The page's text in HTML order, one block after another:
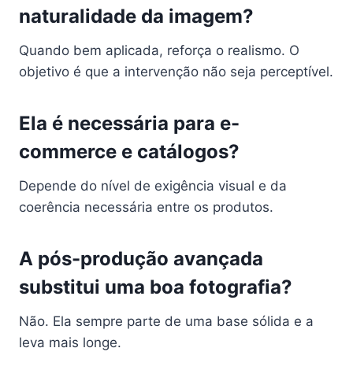
naturalidade da imagem?
Quando bem aplicada, reforça o realismo. O
objetivo é que a intervenção não seja perceptível.
Ela é necessária para e-
commerce e catálogos?
Depende do nível de exigência visual e da
coerência necessária entre os produtos.
A pós-produção avançada
substitui uma boa fotografia?
Não. Ela sempre parte de uma base sólida e a
leva mais longe.